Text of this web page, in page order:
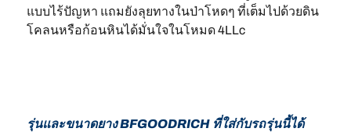
แบบไร้ปัญหา แถมยังลุยทางในป่าโหดๆ ที่เต็มไปด้วยดิน
โคลนหรือก้อนหินได้มั่นใจในโหมด 4LLc
รุ่นและขนาดยาง BFGOODRICH ที่ใส่กับรถรุ่นนี้ได้